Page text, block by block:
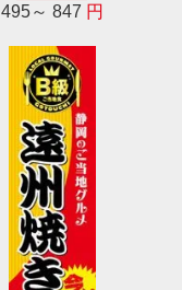
495～ 847 円